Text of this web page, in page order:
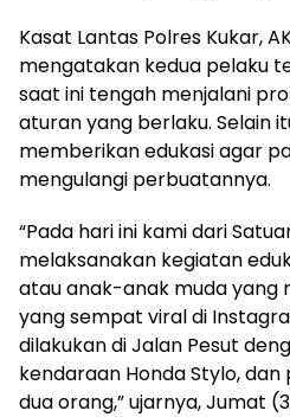
Kasat Lantas Polres Kukar,
mengatakan kedua pelaku
saat ini tengah menjalani
aturan yang berlaku. Selain
memberikan edukasi agar
mengulangi perbuatannya.
“Pada hari ini kami dari
melaksanakan kegiatan
atau anak-anak muda yang
yang sempat viral di
dilakukan di Jalan Pesut
kendaraan Honda Stylo,
dua orang,” ujarnya, Jumat